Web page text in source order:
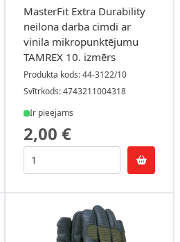
MasterFit Extra Durability
neilona darba cimdi ar
vinila mikropunktējumu
TAMREX 10. izmērs
Produkta kods: 44-3122/10
Svītrkods: 4743211004318
Ir pieejams
2,00 €